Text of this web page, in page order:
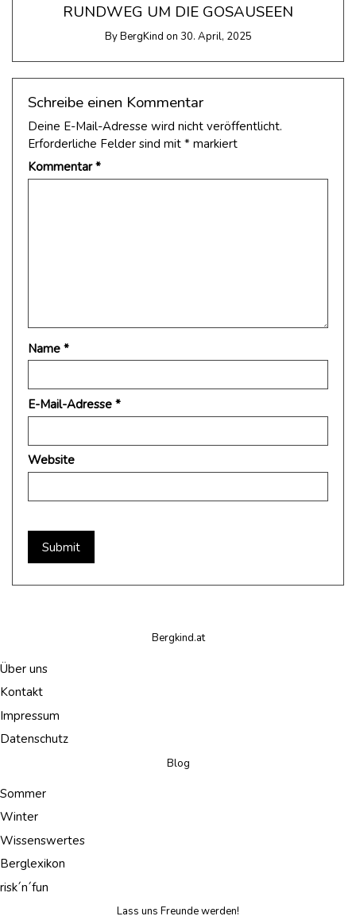
RUNDWEG UM DIE GOSAUSEEN
ByBergKind on 30. April, 2025
Schreibe einen Kommentar
Deine E-Mail-Adresse wird nicht veröffentlicht.
Erforderliche Felder sind mit* markiert
Kommentar*
Name*
E-Mail-Adresse*
Website
Bergkind.at
Über uns
Kontakt
Impressum
Datenschutz
Blog
Sommer
Winter
Wissenswertes
Berglexikon
risk´n´fun
Lass uns Freunde werden!